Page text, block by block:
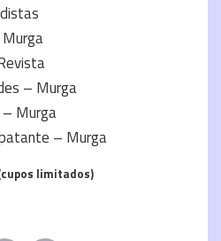
– Murga
– Murga
– Murga
limitados)